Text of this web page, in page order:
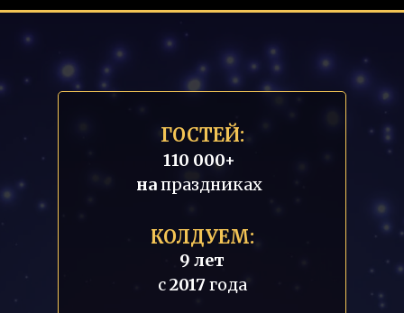
ГОСТЕЙ:
110 000+
напраздниках
КОЛДУЕМ:
9 лет
с2017года